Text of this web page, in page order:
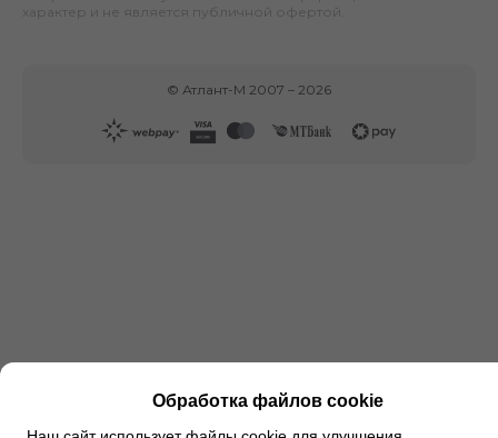
характер и не является публичной офертой.
© Атлант-М 2007 – 2026
Обработка файлов cookie